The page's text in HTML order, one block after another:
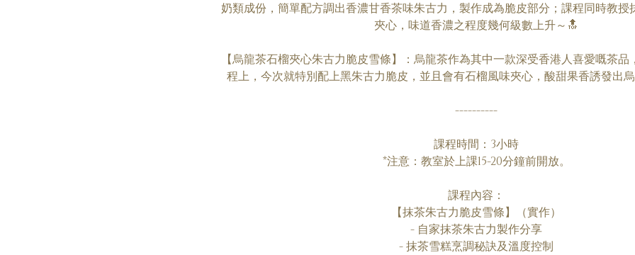
奶類成份，簡單配方調出香濃甘香茶味朱古力，製作成為脆皮部分；課程同時教授
夾心，味道香濃之程度幾何級數上升～🔝
【烏龍茶石榴夾心朱古力脆皮雪條】：烏龍茶作為其中一款深受香港人喜愛嘅茶
程上，今次就特別配上黑朱古力脆皮，並且會有石榴風味夾心，酸甜果香誘發出烏
----------
課程時間：3小時
*注意：教室於上課15-20分鐘前開放。
課程內容：
【抹茶朱古力脆皮雪條】（實作）
- 自家抹茶朱古力製作分享
- 抹茶雪糕烹調秘訣及溫度控制